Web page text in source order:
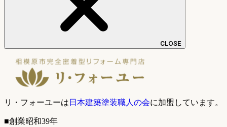
CLOSE
リ・フォーユーは 日本建築塗装職人の会に加盟しています。
■創業昭和39年